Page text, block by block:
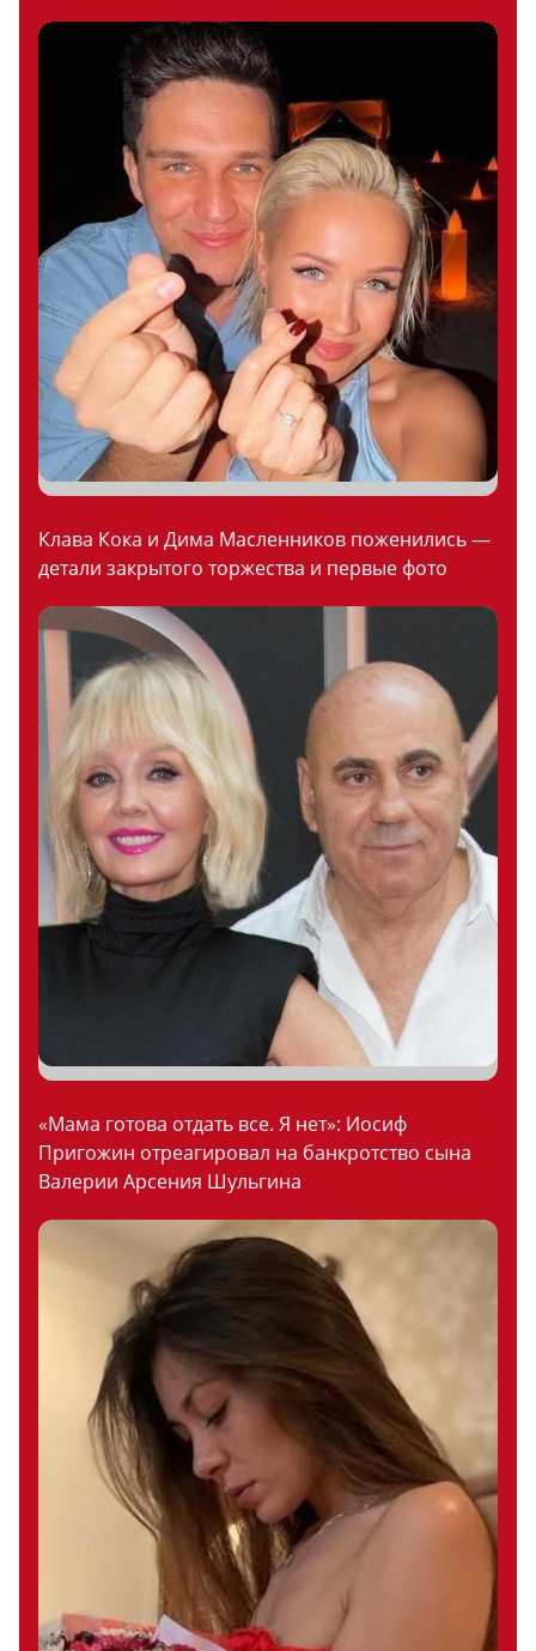
Клава Кока и Дима Масленников поженились —
детали закрытого торжества и первые фото
«Мама готова отдать все. Я нет»: Иосиф
Пригожин отреагировал на банкротство сына
Валерии Арсения Шульгина